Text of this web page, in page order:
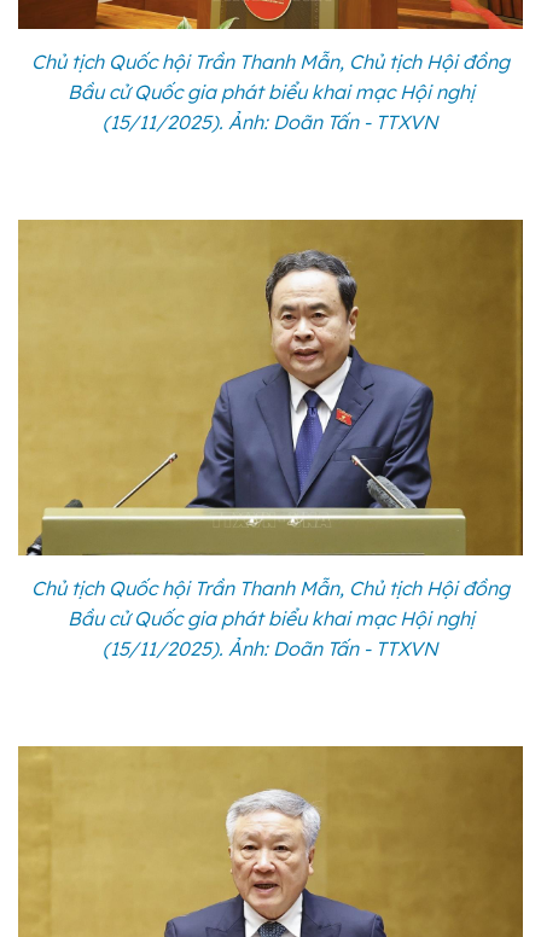
Chủ tịch Quốc hội Trần Thanh Mẫn, Chủ tịch Hội đồng
Bầu cử Quốc gia phát biểu khai mạc Hội nghị
(15/11/2025). Ảnh: Doãn Tấn - TTXVN
Chủ tịch Quốc hội Trần Thanh Mẫn, Chủ tịch Hội đồng
Bầu cử Quốc gia phát biểu khai mạc Hội nghị
(15/11/2025). Ảnh: Doãn Tấn - TTXVN